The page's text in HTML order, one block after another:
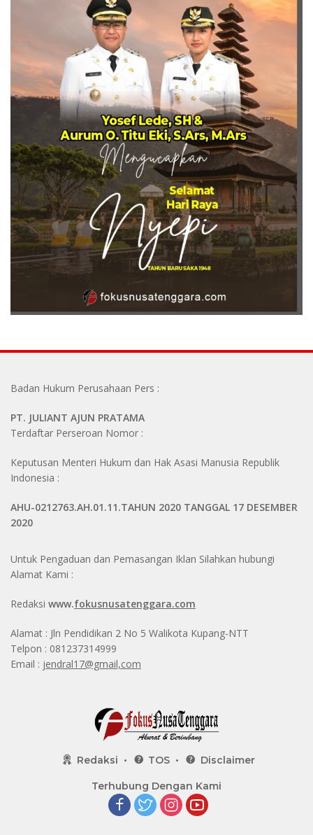
Badan Hukum Perusahaan Pers :
PT. JULIANT AJUN PRATAMA
Terdaftar Perseroan Nomor :
Keputusan Menteri Hukum dan Hak Asasi Manusia Republik
Indonesia :
AHU-0212763.AH.01.11.TAHUN 2020 TANGGAL 17 DESEMBER
2020
Untuk Pengaduan dan Pemasangan Iklan Silahkan hubungi
Alamat Kami :
Redaksi www.fokusnusatenggara.com
Alamat : Jln Pendidikan 2 No 5 Walikota Kupang-NTT
Telpon : 081237314999
Email : jendral17@gmail,com
Redaksi TOS Disclaimer
Terhubung Dengan Kami